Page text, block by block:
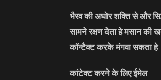
भैरव की अघोर शक्ति से और
सामने रक्षण देता हे मसान की
कॉन्टैक्ट करके मंगवा सकता हे
कांटेक्ट करने के लिए ईमेल